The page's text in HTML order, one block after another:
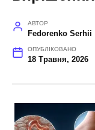
АВТОР
Fedorenko Serhii
ОПУБЛІКОВАНО
18 Травня, 2026